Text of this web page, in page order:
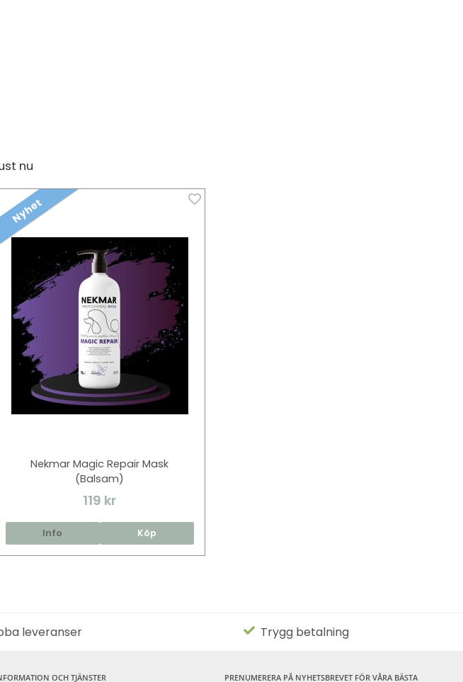
nu
Nyhet
Nekmar Magic Repair Mask
(Balsam)
119 kr
Info Köp
leveranser Trygg betalning
OCH TJÄNSTER PRENUMERERA PÅ NYHETSBREVET FÖR VÅRA BÄSTA